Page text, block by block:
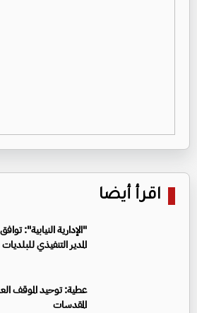
اقرأ أيضا
"الإدارية النيابية":
المدير التنفيذي للبلديات
عطية: توحيد الموقف
المقدسات